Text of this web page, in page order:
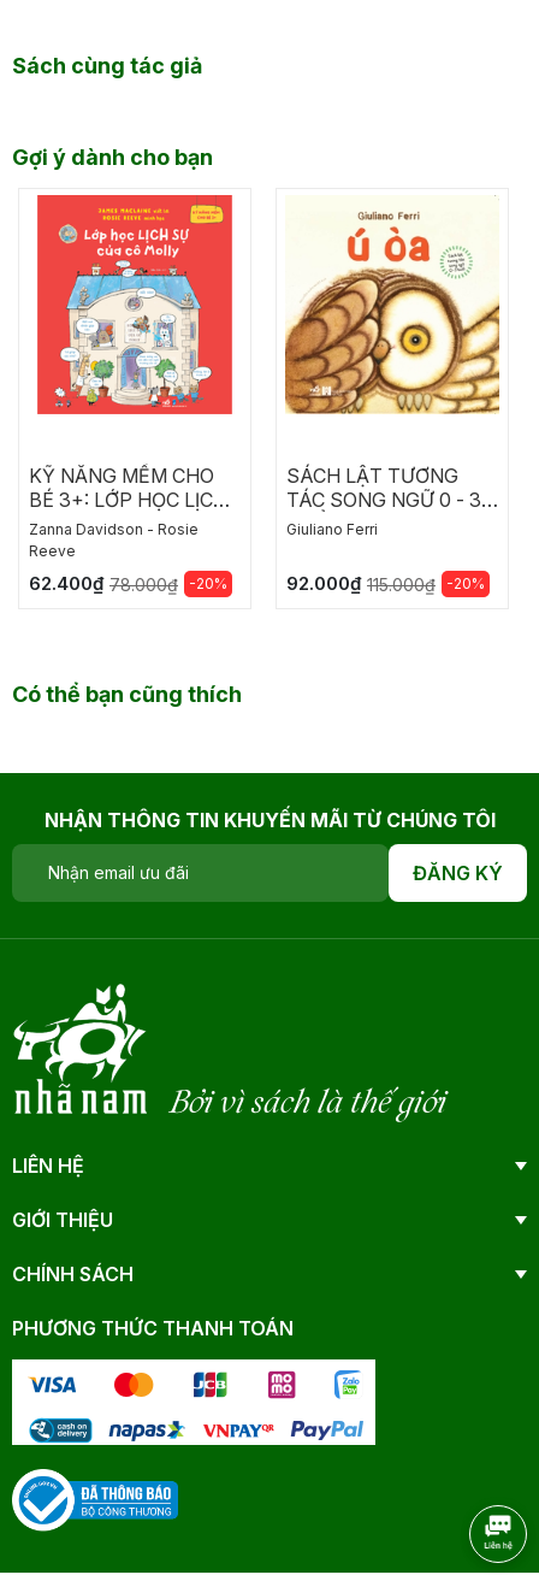
Sách cùng tác giả
Gợi ý dành cho bạn
KỸ NĂNG MỀM CHO
BÉ 3+: LỚP HỌC LỊCH
SỰ CỦA CÔ MOLLY
Zanna Davidson - Rosie
Reeve
62.400₫ 78.000₫ -20%
SÁCH LẬT TƯƠNG
TÁC SONG NGỮ 0 - 3
TUỔI - Ú OÀ
Giuliano Ferri
92.000₫ 115.000₫ -20%
Có thể bạn cũng thích
NHẬN THÔNG TIN KHUYẾN MÃI TỪ CHÚNG TÔI
ĐĂNG KÝ
Bởi vì sách là thế giới
LIÊN HỆ
GIỚI THIỆU
CHÍNH SÁCH
PHƯƠNG THỨC THANH TOÁN